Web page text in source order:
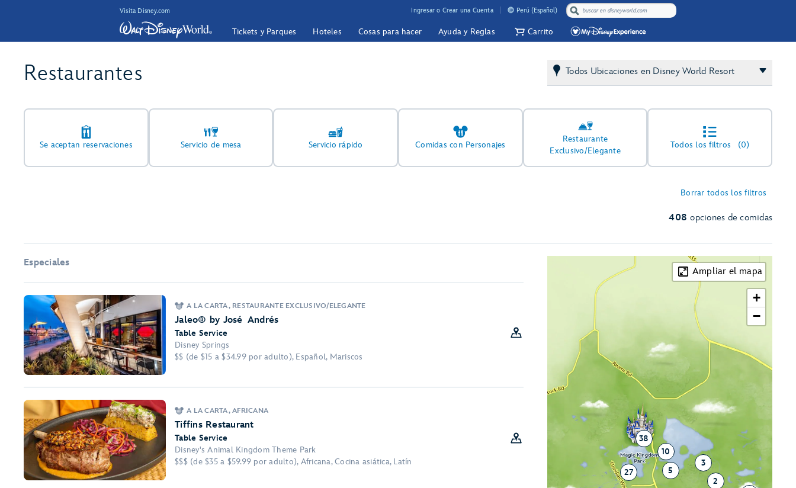
Visita Disney.com Ingresar o Crear una Cuenta Perú (Español)
Tickets y Parques Hoteles Cosas para hacer Ayuda y Reglas Carrito
Restaurantes Todos Ubicaciones en Disney World Resort
Se aceptan reservaciones Servicio de mesa Servicio rápido Comidas con Personajes
Restaurante
Exclusivo/Elegante
Todos los filtros (0)
Borrar todos los filtros
408opciones de comidas
Especiales
A LA CARTA, RESTAURANTE EXCLUSIVO/ELEGANTE
Jaleo® by José Andrés
Table Service
Disney Springs
$$ (de $15 a $34.99 por adulto), Español, Mariscos
A LA CARTA, AFRICANA
Tiffins Restaurant
Table Service
Disney's Animal Kingdom Theme Park
$$$ (de $35 a $59.99 por adulto), Africana, Cocina asiática, Latín
2
5
3
10
27
38
Ampliar el mapa
+
−